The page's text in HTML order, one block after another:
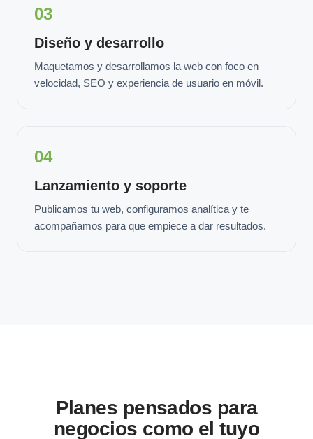
03
Diseño y desarrollo
Maquetamos y desarrollamos la web con foco en
velocidad, SEO y experiencia de usuario en móvil.
04
Lanzamiento y soporte
Publicamos tu web, configuramos analítica y te
acompañamos para que empiece a dar resultados.
Planes pensados para
negocios como el tuyo